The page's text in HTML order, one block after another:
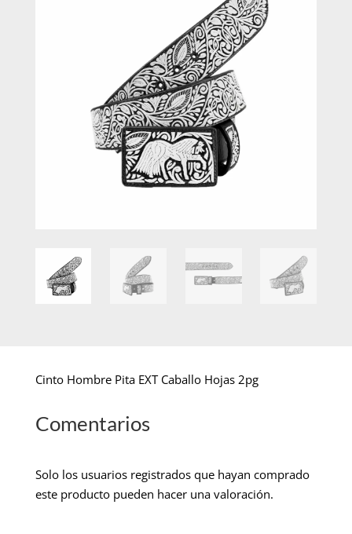
Cinto Hombre Pita EXT Caballo Hojas 2pg
Comentarios
Solo los usuarios registrados que hayan comprado
este producto pueden hacer una valoración.